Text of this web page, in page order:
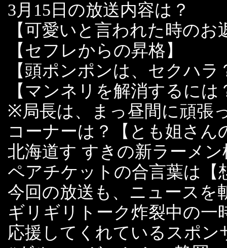
3月15日の放送内容は？
【可愛いと言われた時のお
【セフレからの昇格】
【頭ポンポンは、セクハラ
【マンネリを解消するには
※局長は、まっ昼間に頑張
コーナーは？【とも姐さん
北海道す すきの新ラーメ
ペアチケットの合言葉は【
今回の放送も、ニュースを
ギリギリトーク炸裂中の一
応援してくれているスポン